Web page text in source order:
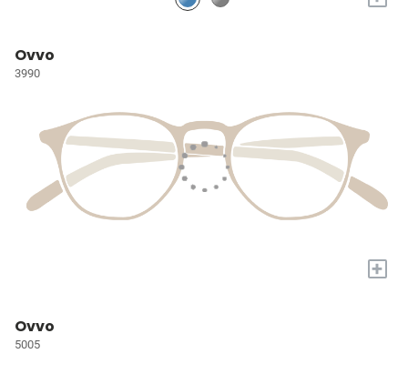
Ovvo
3990
+
Ovvo
5005